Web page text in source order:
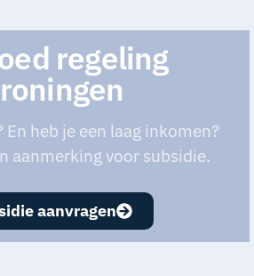
regeling
heb je een laag inkomen?
aanmerking voor subsidie.
aanvragen